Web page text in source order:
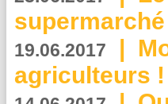
19.06.2017 |
agriculteurs !